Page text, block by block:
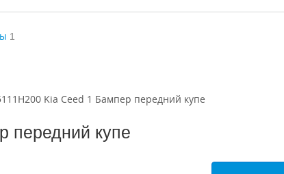
1
Kia Ceed 1 Бампер передний купе
передний купе